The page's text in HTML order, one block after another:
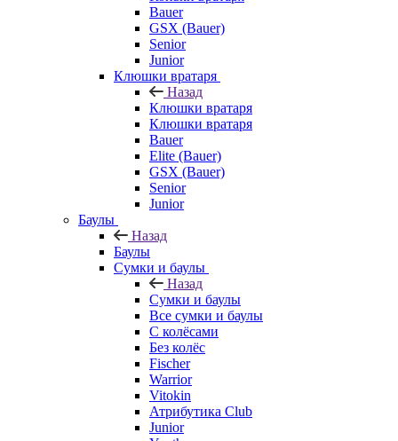
Bauer
GSX (Bauer)
Senior
Junior
Клюшки вратаря
Назад
Клюшки вратаря
Клюшки вратаря
Bauer
Elite (Bauer)
GSX (Bauer)
Senior
Junior
Баулы
Назад
Баулы
Сумки и баулы
Назад
Сумки и баулы
Все сумки и баулы
С колёсами
Без колёс
Fischer
Warrior
Vitokin
Атрибутика Club
Junior